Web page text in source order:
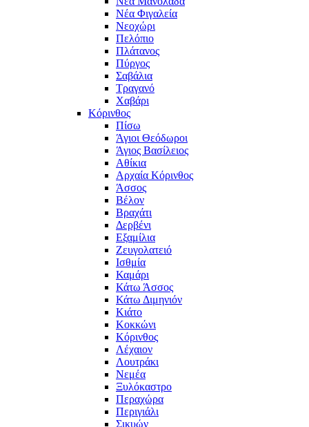
Νέα Φιγαλεία
Νεοχώρι
Πελόπιο
Πλάτανος
Πύργος
Σαβάλια
Τραγανό
Χαβάρι
Κόρινθος
Πίσω
Άγιοι Θεόδωροι
Άγιος Βασίλειος
Αθίκια
Αρχαία Κόρινθος
Άσσος
Βέλον
Βραχάτι
Δερβένι
Εξαμίλια
Ζευγολατειό
Ισθμία
Καμάρι
Κάτω Άσσος
Κάτω Διμηνιόν
Κιάτο
Κοκκώνι
Κόρινθος
Λέχαιον
Λουτράκι
Νεμέα
Ξυλόκαστρο
Περαχώρα
Περιγιάλι
Σικυών